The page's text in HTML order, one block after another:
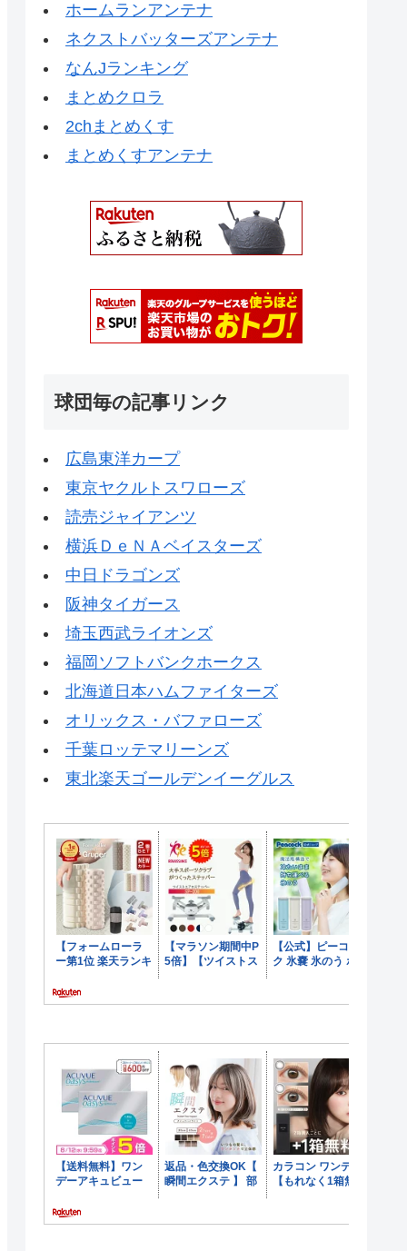
ホームランアンテナ
ネクストバッターズアンテナ
なんJランキング
まとめクロラ
2chまとめくす
まとめくすアンテナ
球団毎の記事リンク
広島東洋カープ
東京ヤクルトスワローズ
読売ジャイアンツ
横浜ＤｅＮＡベイスターズ
中日ドラゴンズ
阪神タイガース
埼玉西武ライオンズ
福岡ソフトバンクホークス
北海道日本ハムファイターズ
オリックス・バファローズ
千葉ロッテマリーンズ
東北楽天ゴールデンイーグルス